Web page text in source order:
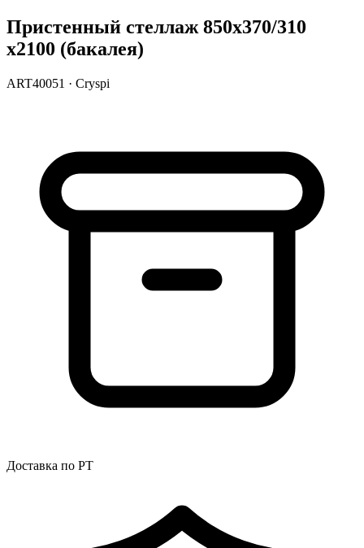
Пристенный стеллаж 850х370/310
х2100 (бакалея)
ART40051 · Cryspi
Доставка по РТ